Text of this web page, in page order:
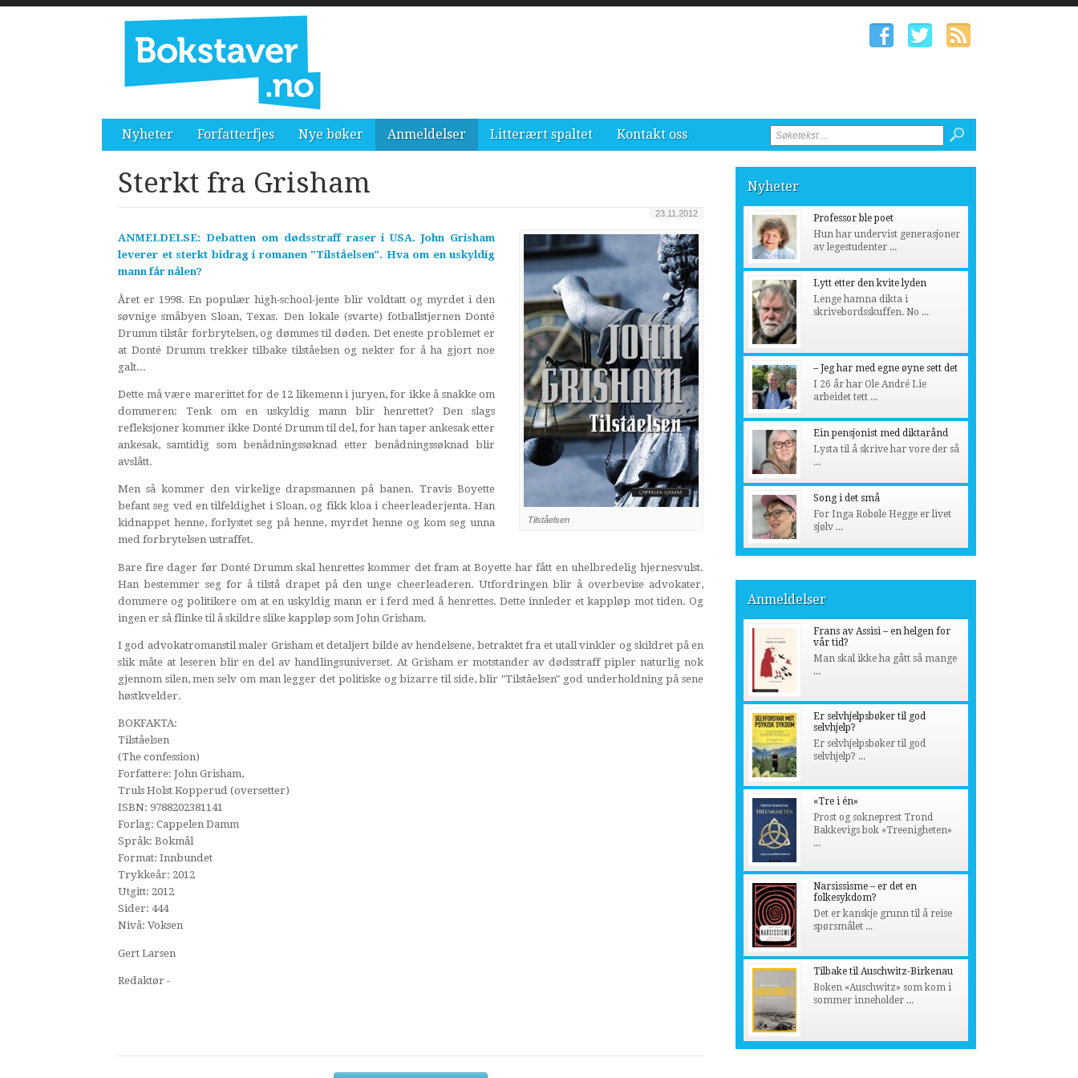
Nyheter Forfatterfjes Nye bøker Anmeldelser Litterært spaltet Kontakt oss
Sterkt fra Grisham
23.11.2012
Tilståelsen
ANMELDELSE: Debatten om dødsstraff raser i USA. John Grisham
leverer et sterkt bidrag i romanen "Tilståelsen". Hva om en uskyldig
mann får nålen?
Året er 1998. En populær high-school-jente blir voldtatt og myrdet i den
søvnige småbyen Sloan, Texas. Den lokale (svarte) fotballstjernen Donté
Drumm tilstår forbrytelsen, og dømmes til døden. Det eneste problemet er
at Donté Drumm trekker tilbake tilståelsen og nekter for å ha gjort noe
galt...
Dette må være marerittet for de 12 likemenn i juryen, for ikke å snakke om
dommeren: Tenk om en uskyldig mann blir henrettet? Den slags
refleksjoner kommer ikke Donté Drumm til del, for han taper ankesak etter
ankesak, samtidig som benådningssøknad etter benådningssøknad blir
avslått.
Men så kommer den virkelige drapsmannen på banen. Travis Boyette
befant seg ved en tilfeldighet i Sloan, og fikk kloa i cheerleaderjenta. Han
kidnappet henne, forlystet seg på henne, myrdet henne og kom seg unna
med forbrytelsen ustraffet.
Bare fire dager før Donté Drumm skal henrettes kommer det fram at Boyette har fått en uhelbredelig hjernesvulst.
Han bestemmer seg for å tilstå drapet på den unge cheerleaderen. Utfordringen blir å overbevise advokater,
dommere og politikere om at en uskyldig mann er i ferd med å henrettes. Dette innleder et kappløp mot tiden. Og
ingen er så flinke til å skildre slike kappløp som John Grisham.
I god advokatromanstil maler Grisham et detaljert bilde av hendelsene, betraktet fra et utall vinkler og skildret på en
slik måte at leseren blir en del av handlingsuniverset. At Grisham er motstander av dødsstraff pipler naturlig nok
gjennom silen, men selv om man legger det politiske og bizarre til side, blir "Tilståelsen" god underholdning på sene
høstkvelder.
BOKFAKTA:
Tilståelsen
(The confession)
Forfattere: John Grisham,
Truls Holst Kopperud (oversetter)
ISBN: 9788202381141
Forlag: Cappelen Damm
Språk: Bokmål
Format: Innbundet
Trykkeår: 2012
Utgitt: 2012
Sider: 444
Nivå: Voksen
Gert Larsen
Redaktør -
Nyheter
Professor ble poet
Hun har undervist generasjoner
av legestudenter ...
Lytt etter den kvite lyden
Lenge hamna dikta i
skrivebordsskuffen. No ...
– Jeg har med egne øyne sett det
I 26 år har Ole André Lie
arbeidet tett ...
Ein pensjonist med diktarånd
Lysta til å skrive har vore der så
...
Song i det små
For Inga Robøle Hegge er livet
sjølv ...
Anmeldelser
Frans av Assisi – en helgen for
vår tid?
Man skal ikke ha gått så mange
...
Er selvhjelpsbøker til god
selvhjelp?
Er selvhjelpsbøker til god
selvhjelp? ...
«Tre i én»
Prost og sokneprest Trond
Bakkevigs bok «Treenigheten»
...
Narsissisme – er det en
folkesykdom?
Det er kanskje grunn til å reise
spørsmålet ...
Tilbake til Auschwitz-Birkenau
Boken «Auschwitz» som kom i
sommer inneholder ...